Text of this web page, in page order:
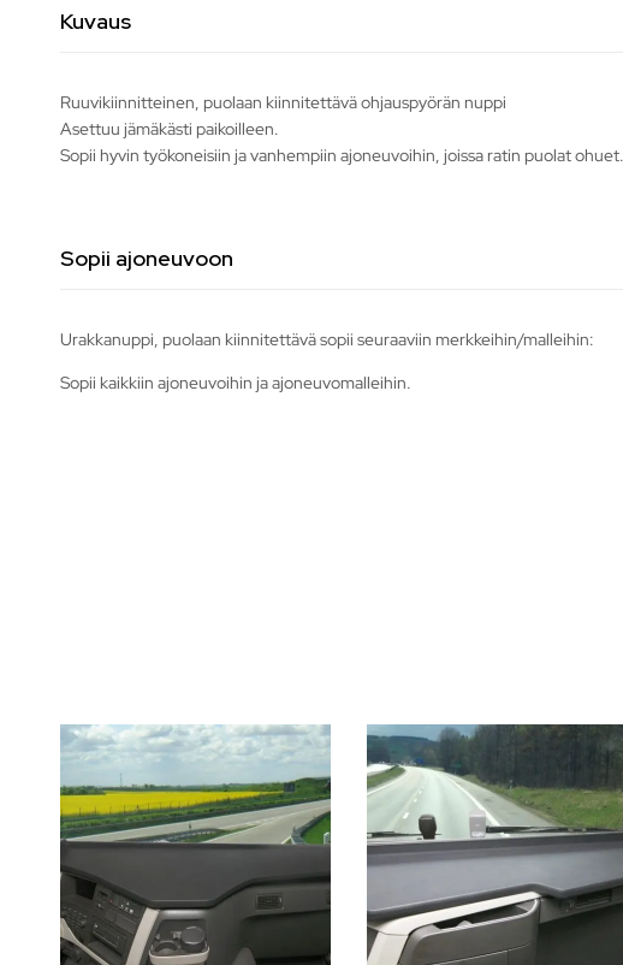
Kuvaus
Ruuvikiinnitteinen, puolaan kiinnitettävä ohjauspyörän nuppi
Asettuu jämäkästi paikoilleen.
Sopii hyvin työkoneisiin ja vanhempiin ajoneuvoihin, joissa ratin puolat ohuet.
Sopii ajoneuvoon
Urakkanuppi, puolaan kiinnitettävä sopii seuraaviin merkkeihin/malleihin:
Sopii kaikkiin ajoneuvoihin ja ajoneuvomalleihin.